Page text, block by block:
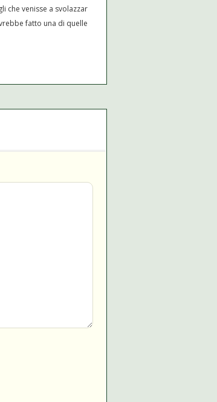
che venisse a svolazzar
fatto una di quelle